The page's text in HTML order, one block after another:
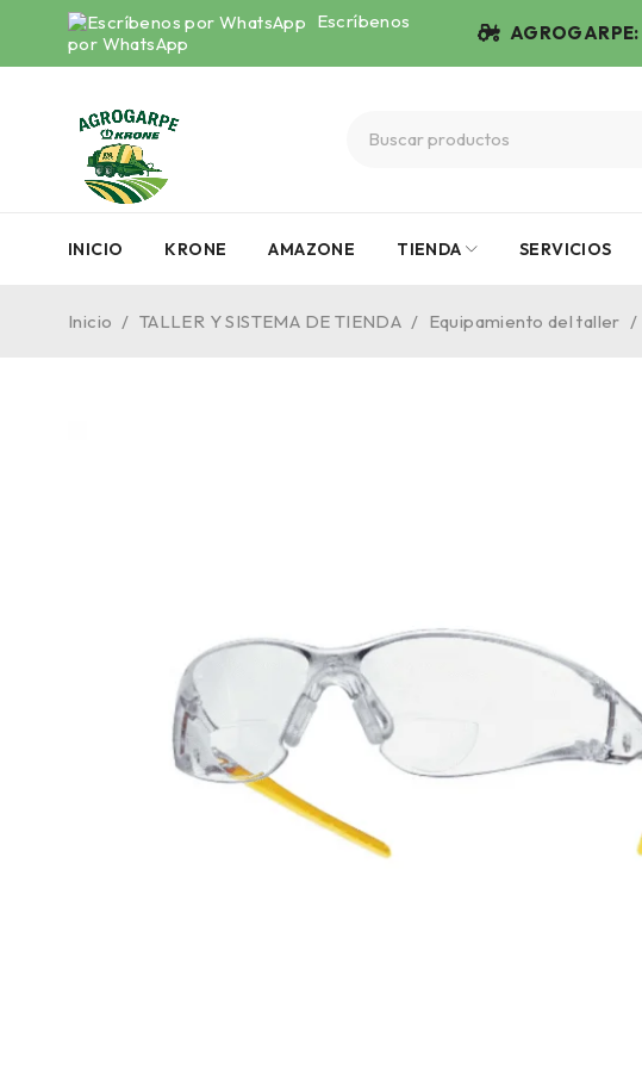
Escríbenos
por WhatsApp
AGROGARPE:
INICIO KRONE AMAZONE TIENDA SERVICIOS
Inicio / TALLER Y SISTEMA DE TIENDA / Equipamiento del taller /